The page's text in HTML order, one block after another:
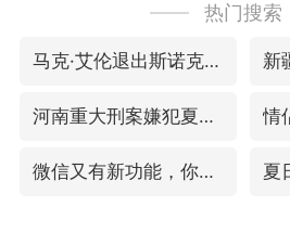
热门搜索
马克·艾伦退出斯诺克中国公开赛
河南重大刑案嫌犯夏某钢落网
微信又有新功能，你可以“撤回”你的撤回了！